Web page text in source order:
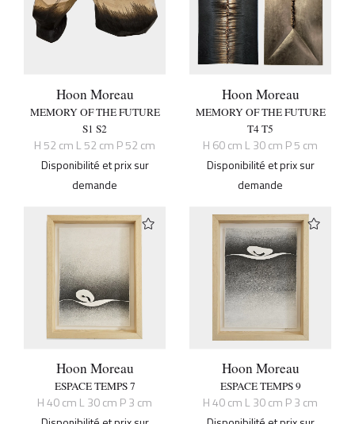
Hoon Moreau
MEMORY OF THE FUTURE
S1 S2
H 52 cm L 52 cm P 52 cm
Disponibilité et prix sur
demande
Hoon Moreau
MEMORY OF THE FUTURE
T4 T5
H 60 cm L 30 cm P 5 cm
Disponibilité et prix sur
demande
Hoon Moreau
ESPACE TEMPS 7
H 40 cm L 30 cm P 3 cm
Hoon Moreau
ESPACE TEMPS 9
H 40 cm L 30 cm P 3 cm